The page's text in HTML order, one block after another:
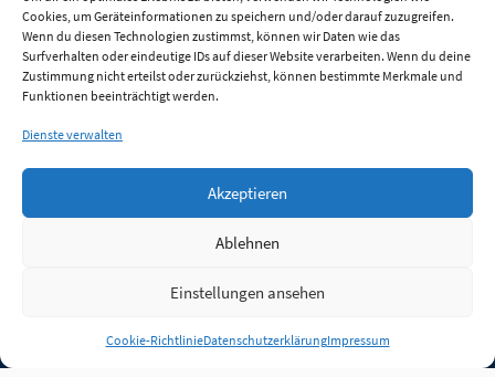
Cookies, um Geräteinformationen zu speichern und/oder darauf zuzugreifen.
Wenn du diesen Technologien zustimmst, können wir Daten wie das
Surfverhalten oder eindeutige IDs auf dieser Website verarbeiten. Wenn du deine
Zustimmung nicht erteilst oder zurückziehst, können bestimmte Merkmale und
Funktionen beeinträchtigt werden.
Dienste verwalten
Akzeptieren
Ablehnen
Einstellungen ansehen
Cookie-RichtlinieDatenschutzerklärungImpressum
Anmelden
Jobs Partner FAQ Quellen